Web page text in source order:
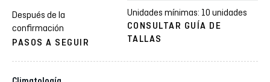
Después de la
confirmación
PASOS A SEGUIR
Unidades mínimas: 10 unidades
CONSULTAR GUÍA DE
TALLAS